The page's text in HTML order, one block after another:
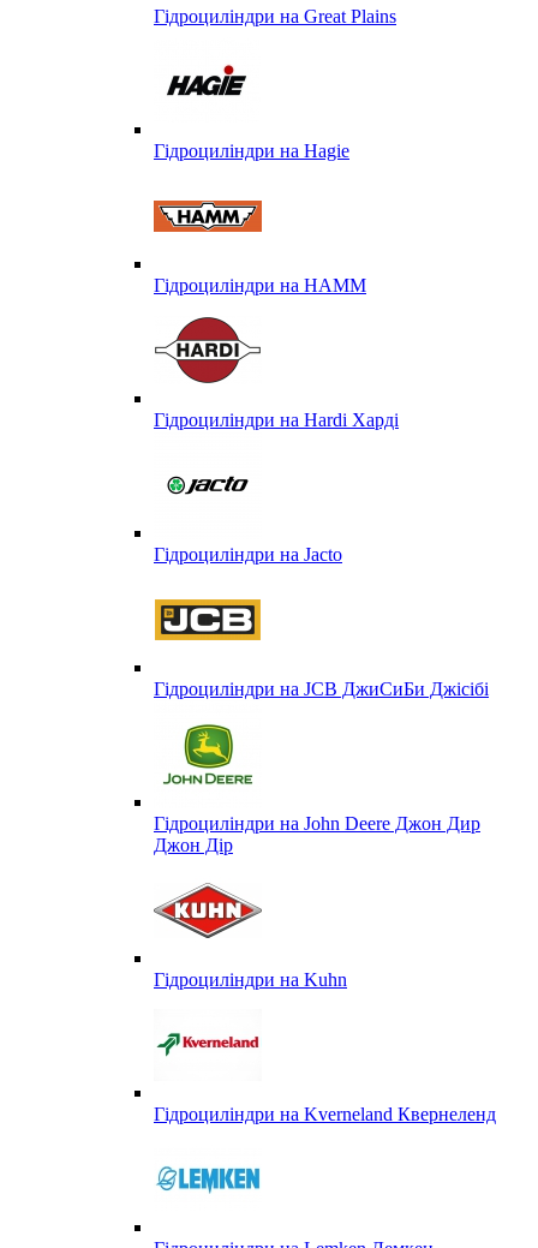
Гідроциліндри на Great Plains
Гідроциліндри на Hagie
Гідроциліндри на HAMM
Гідроциліндри на Hardi Харді
Гідроциліндри на Jacto
Гідроциліндри на JCB ДжиСиБи Джісібі
Гідроциліндри на John Deere Джон Дир
Джон Дір
Гідроциліндри на Kuhn
Гідроциліндри на Kverneland Квернеленд